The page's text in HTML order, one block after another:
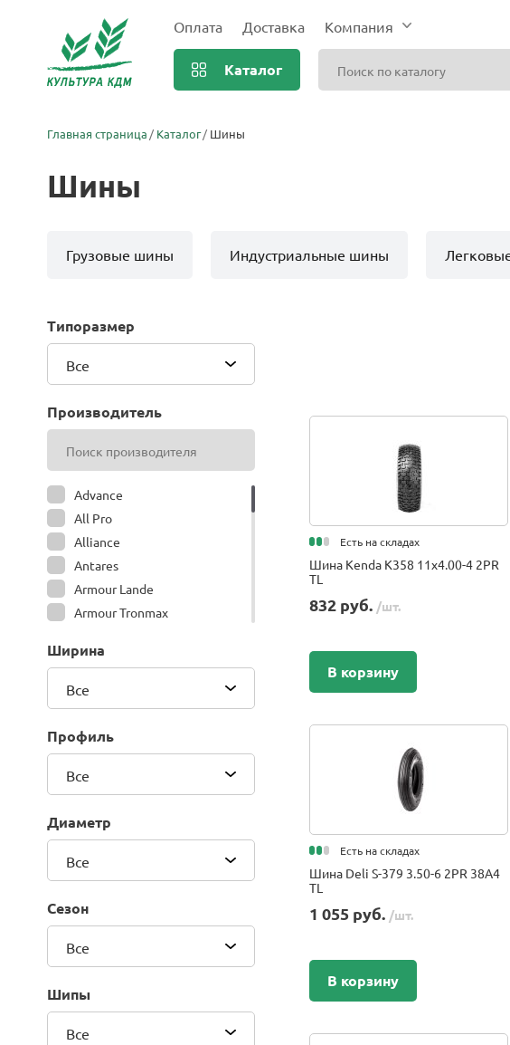
Оплата Доставка Компания
Каталог
Главная страница Каталог Шины
Шины
Грузовые шины Индустриальные шины
Типоразмер
Все
Производитель
Advance
All Pro
Alliance
Antares
Armour Lande
Armour Tronmax
ATIRE
Bars
Belshina
BFGoodrich
BK Trailer
BKT
Camso (Solideal)
CEAT
Composit
Continental
Cordiant
CrossWind
Ширина
Все
Профиль
Все
Диаметр
Все
Сезон
Все
Шипы
Все
Есть на складах
Шина Kenda K358 11x4.00-4 2PR
TL
832 руб. /шт.
В корзину
Есть на складах
Шина Deli S-379 3.50-6 2PR 38A4
TL
1 055 руб. /шт.
В корзину